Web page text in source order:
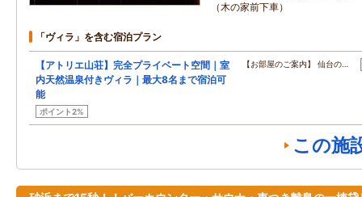
（木の家前下車）
「ヴィラ」を含む宿泊プラン
【アトリエ山荘】完全プライベート空間｜室
内天然温泉付きヴィラ｜最大8名まで宿泊可
能
ポイント2%
【お部屋のご案内】 仙台の…
この施